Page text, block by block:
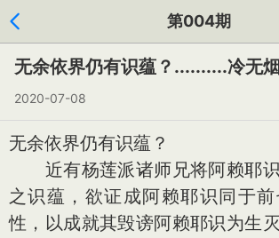
第004期
无余依界仍有识蕴？..........冷无烟
2020-07-08
无余依界仍有识蕴？
近有杨莲派诸师兄将阿赖耶识
之识蕴，欲证成阿赖耶识同于
性，以成就其毁谤阿赖耶识为生